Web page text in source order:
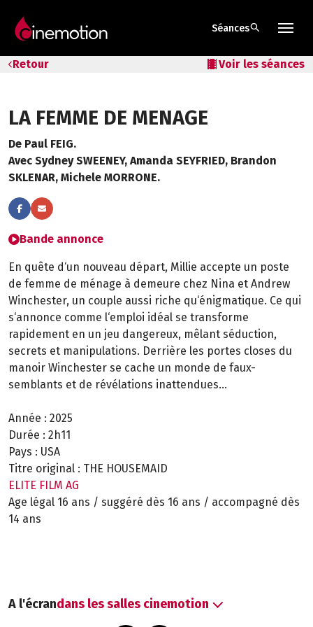
Séancessearch
Retour local_movies Voir les séances
LA FEMME DE MENAGE
De Paul FEIG.
Avec Sydney SWEENEY, Amanda SEYFRIED, Brandon
SKLENAR, Michele MORRONE.
Bande annonce
En quête d‘un nouveau départ, Millie accepte un poste
de femme de ménage à demeure chez Nina et Andrew
Winchester, un couple aussi riche qu‘énigmatique. Ce qui
s‘annonce comme l‘emploi idéal se transforme
rapidement en un jeu dangereux, mêlant séduction,
secrets et manipulations. Derrière les portes closes du
manoir Winchester se cache un monde de faux-
semblants et de révélations inattendues...
Année : 2025
Durée : 2h11
Pays : USA
Titre original : THE HOUSEMAID
ELITE FILM AG
Age légal 16 ans / suggéré dès 16 ans / accompagné dès
14 ans
A l'écrandans les salles cinemotion
Bons cadeaux
Bons plans